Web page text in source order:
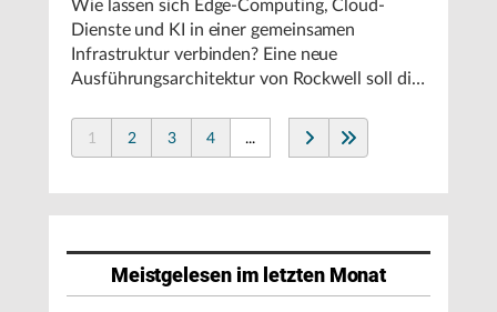
Wie lassen sich Edge-Computing, Cloud-
Dienste und KI in einer gemeinsamen
Infrastruktur verbinden? Eine neue
Ausführungsarchitektur von Rockwell soll die
vereinfachen und den autonomen
Fertigungsbetrieb unterstützen.
1 2 3 4 ...
Meistgelesen im letzten Monat